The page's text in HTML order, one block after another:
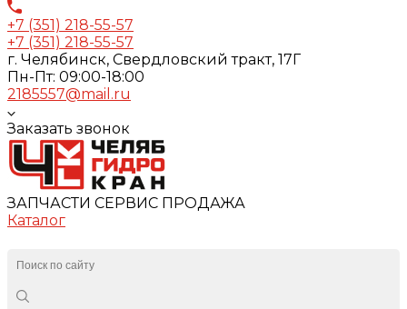
+7 (351) 218-55-57
+7 (351) 218-55-57
г. Челябинск, Свердловский тракт, 17Г
Пн-Пт: 09:00-18:00
2185557@mail.ru
Заказать звонок
ЗАПЧАСТИ СЕРВИС ПРОДАЖА
Каталог